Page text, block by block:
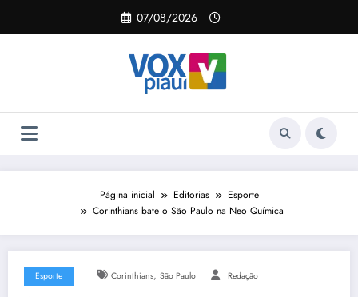
o
07/08/2026
Página inicial Editorias
Esporte
Corinthians bate o São Paulo na Neo Química
Esporte Corinthians, São Paulo Redação